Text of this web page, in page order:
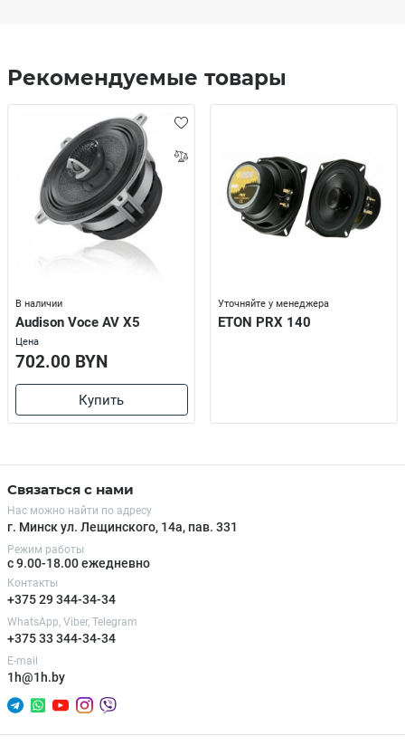
Рекомендуемые товары
В наличии
Audison Voce AV X5
Цена
702.00 BYN
Купить
Уточняйте у менеджера
ETON PRX 140
Связаться с нами
Нас можно найти по адресу
г. Минск ул. Лещинского, 14а, пав. 331
Режим работы
с 9.00-18.00 ежедневно
Контакты
+375 29 344-34-34
WhatsApp, Viber, Telegram
+375 33 344-34-34
E-mail
1h@1h.by